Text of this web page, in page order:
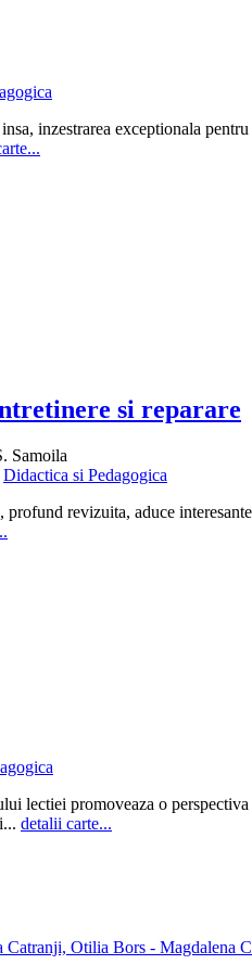
inzestrarea exceptionala
si reparare
Samoila
Didactica si Pedagogica
profund revizuita, aduce
lectiei promoveaza o
detalii carte...